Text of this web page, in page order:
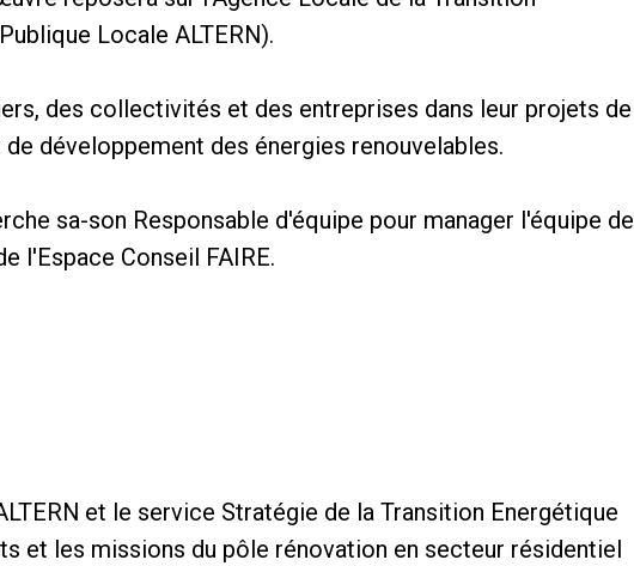
Locale ALTERN).
des collectivités et des entreprises dans leur projets de
développement des énergies renouvelables.
sa-son Responsable d'équipe pour manager l'équipe de
l'Espace Conseil FAIRE.
et le service Stratégie de la Transition Energétique
et les missions du pôle rénovation en secteur résidentiel